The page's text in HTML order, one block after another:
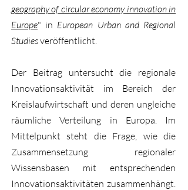
geography of circular economy innovation in
Europe" in European Urban and Regional
Studiesveröffentlicht.
Der Beitrag untersucht die regionale
Innovationsaktivität im Bereich der
Kreislaufwirtschaft und deren ungleiche
räumliche Verteilung in Europa. Im
Mittelpunkt steht die Frage, wie die
Zusammensetzung regionaler
Wissensbasen mit entsprechenden
Innovationsaktivitäten zusammenhängt.